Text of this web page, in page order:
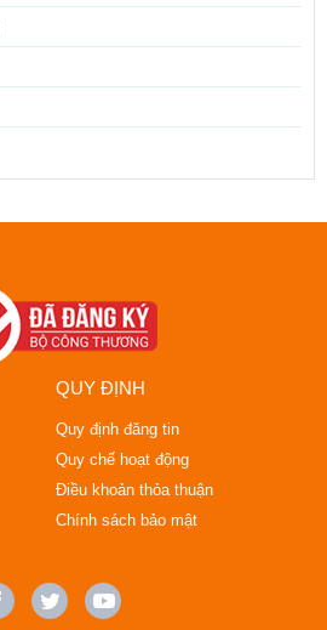
QUY ĐỊNH
Quy định đăng tin
Quy chế hoạt động
Điều khoản thỏa thuận
Chính sách bảo mật